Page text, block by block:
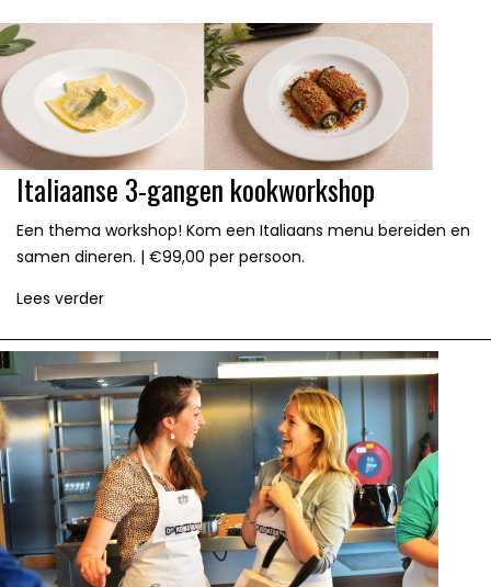
Italiaanse 3-gangen kookworkshop
Een thema workshop! Kom een Italiaans menu bereiden en
samen dineren. | €99,00 per persoon.
Lees verder